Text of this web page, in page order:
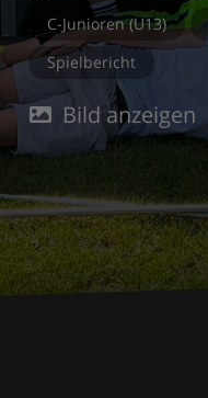
C-Junioren (U13)
Spielbericht
Bild anzeigen